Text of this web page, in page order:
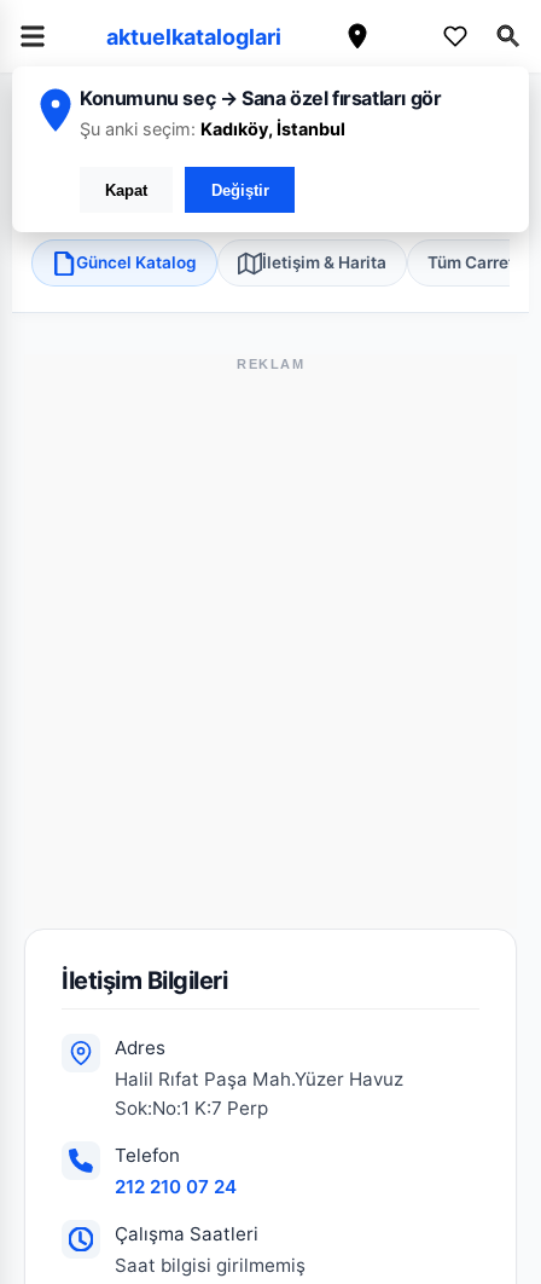
aktuelkataloglari
Konumunu seç → Sana özel fırsatları gör
Şu anki seçim: Kadıköy, İstanbul
Kapat Değiştir
Ana Sayfa/İstanbul /CarrefourSA/İstanbul Perpa Mini
CarrefourSA İstanbul Perpa Mini
Şişli, İstanbul •Süper Market
Güncel Katalog İletişim & Harita Tüm
REKLAM
İletişim Bilgileri
Adres
Halil Rıfat Paşa Mah.Yüzer Havuz
Sok:No:1 K:7 Perp
Telefon
212 210 07 24
Çalışma Saatleri
Saat bilgisi girilmemiş